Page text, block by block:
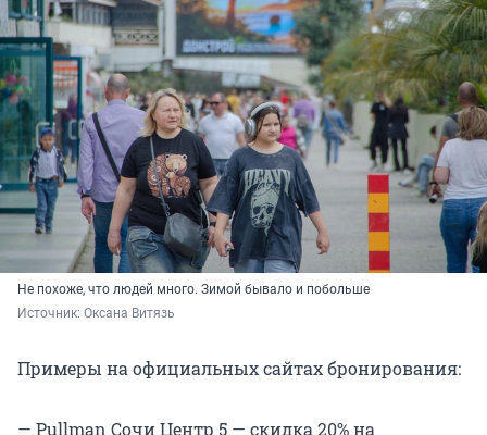
Не похоже, что людей много. Зимой бывало и побольше
Источник: Оксана Витязь
Примеры на официальных сайтах бронирования:
— Pullman Сочи Центр 5 — скидка 20% на